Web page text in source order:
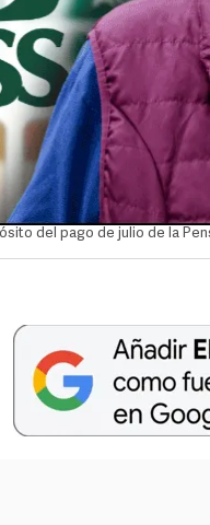
del pago de julio de la